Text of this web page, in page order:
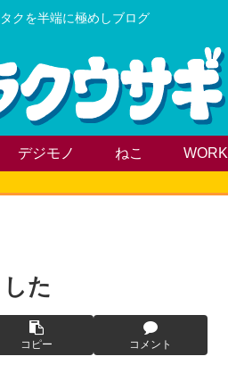
クを半端に極めしブログ
デジモノ ねこ WORK
た
コピー コメント